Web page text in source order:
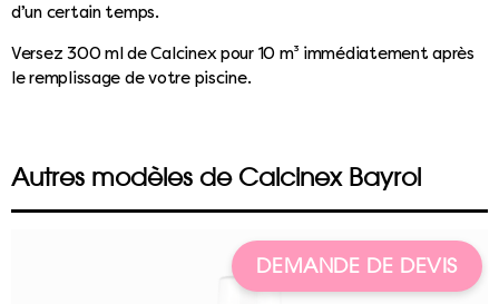
d’un certain temps.
Versez 300 ml de Calcinex pour 10 m³ immédiatement après
le remplissage de votre piscine.
Autres modèles de Calcinex Bayrol
DEMANDE DE DEVIS